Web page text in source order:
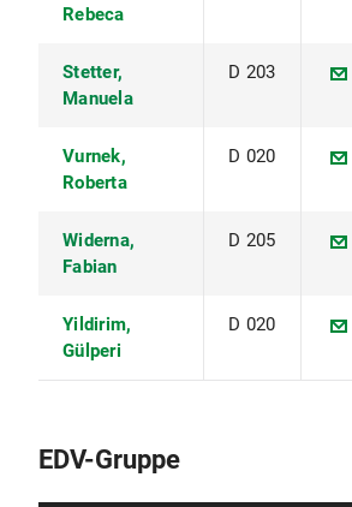
Rebeca
Stetter,
Manuela
D 203
Vurnek,
Roberta
D 020
Widerna,
Fabian
D 205
Yildirim,
Gülperi
D 020
EDV-Gruppe